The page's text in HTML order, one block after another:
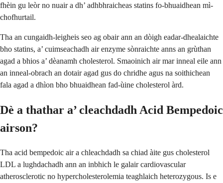
fhèin gu leòr no nuair a dh’ adhbhraicheas statins fo-bhuaidhean mì-
chofhurtail.
Tha an cungaidh-leigheis seo ag obair ann an dòigh eadar-dhealaichte
bho statins, a’ cuimseachadh air enzyme sònraichte anns an grùthan
agad a bhios a’ dèanamh cholesterol. Smaoinich air mar inneal eile ann
an inneal-obrach an dotair agad gus do chridhe agus na soithichean
fala agad a dhìon bho bhuaidhean fad-ùine cholesterol àrd.
Dè a thathar a’ cleachdadh Acid Bempedoic
airson?
Tha acid bempedoic air a chleachdadh sa chiad àite gus cholesterol
LDL a lughdachadh ann an inbhich le galair cardiovascular
atherosclerotic no hypercholesterolemia teaghlaich heterozygous. Is e